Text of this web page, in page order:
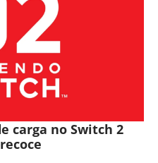
carga no Switch 2